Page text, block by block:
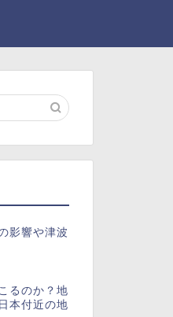
影響や津波
るのか？地
本付近の地